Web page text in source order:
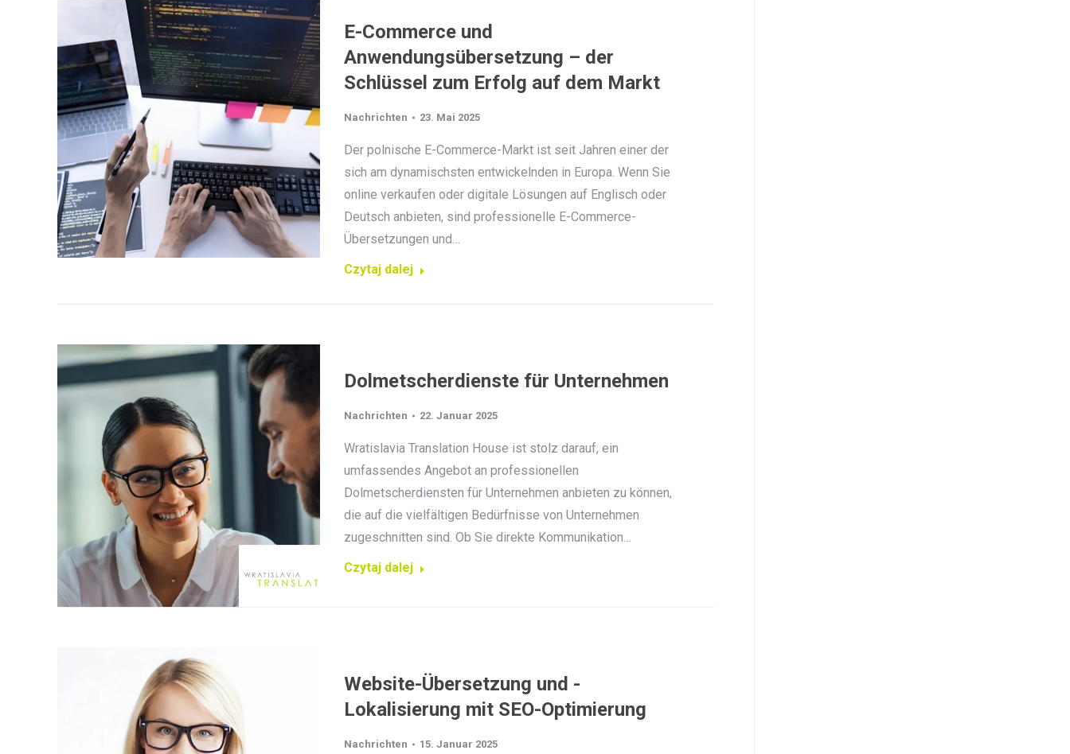
E-Commerce und
Anwendungsübersetzung – der
Schlüssel zum Erfolg auf dem Markt
Nachrichten 23. Mai 2025
Der polnische E-Commerce-Markt ist seit Jahren einer der
sich am dynamischsten entwickelnden in Europa. Wenn Sie
online verkaufen oder digitale Lösungen auf Englisch oder
Deutsch anbieten, sind professionelle E-Commerce-
Übersetzungen und…
Czytaj dalej
Dolmetscherdienste für Unternehmen
Nachrichten 22. Januar 2025
Wratislavia Translation House ist stolz darauf, ein
umfassendes Angebot an professionellen
Dolmetscherdiensten für Unternehmen anbieten zu können,
die auf die vielfältigen Bedürfnisse von Unternehmen
zugeschnitten sind. Ob Sie direkte Kommunikation…
Czytaj dalej
Website-Übersetzung und -
Lokalisierung mit SEO-Optimierung
Nachrichten 15. Januar 2025